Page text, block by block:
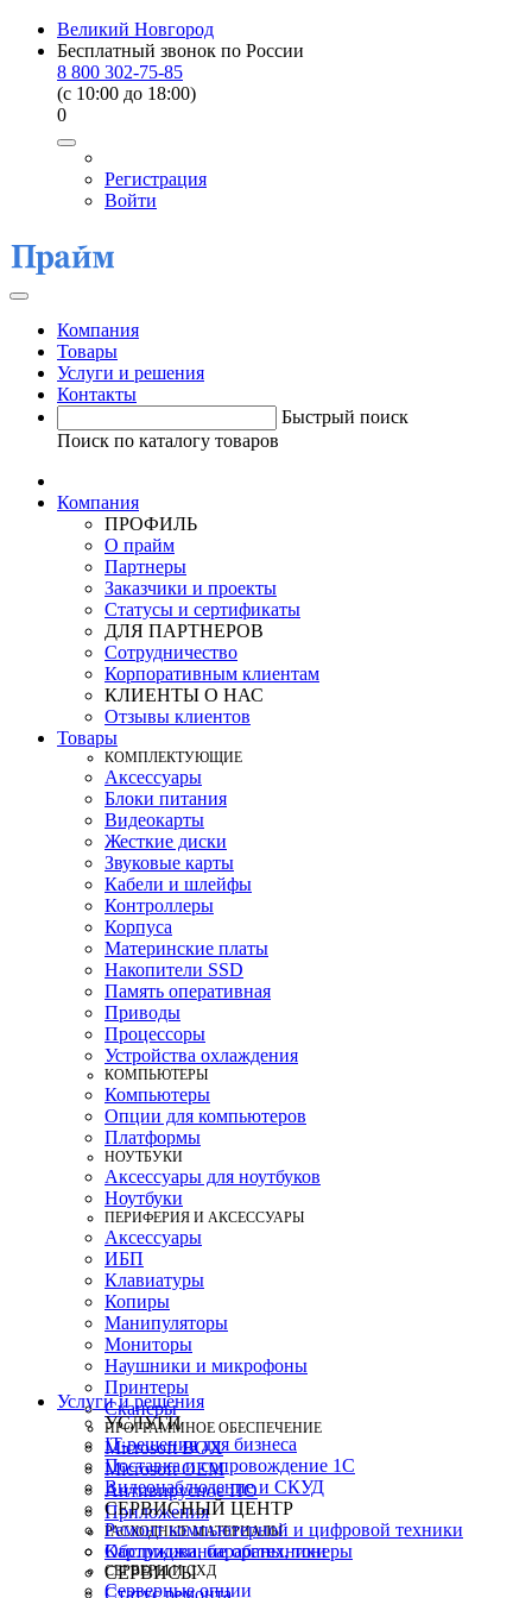
Великий Новгород
Бесплатный звонок по России
8 800 302-75-85
(c 10:00 до 18:00)
0
Регистрация
Войти
Компания
Товары
Услуги и решения
Контакты
Быстрый поиск
Поиск по каталогу товаров
Компания
ПРОФИЛЬ
О прайм
Партнеры
Заказчики и проекты
Статусы и сертификаты
ДЛЯ ПАРТНЕРОВ
Сотрудничество
Корпоративным клиентам
КЛИЕНТЫ О НАС
Отзывы клиентов
Товары
КOМПЛЕКТУЮЩИЕ
Аксессуары
Блоки питания
Видеокарты
Жесткие диски
Звуковые карты
Кабели и шлейфы
Контроллеры
Корпуса
Материнские платы
Накопители SSD
Память оперативная
Приводы
Процессоры
Устройства охлаждения
КОМПЬЮТЕРЫ
Компьютеры
Опции для компьютеров
Платформы
НОУТБУКИ
Аксессуары для ноутбуков
Ноутбуки
ПЕРИФЕРИЯ И АКСЕССУАРЫ
Аксессуары
ИБП
Клавиатуры
Копиры
Манипуляторы
Мониторы
Наушники и микрофоны
Принтеры
Сканеры
ПРОГРАММНОЕ ОБЕСПЕЧЕНИЕ
Microsoft BOX
Microsoft OEM
Антивирусное ПО
Приложения
РАСХОДНЫЕ МАТЕРИАЛЫ
Картриджи, барабаны, тонеры
СЕРВЕРЫ И СХД
Серверные опции
Услуги и решения
УСЛУГИ
IT-решения для бизнеса
Поставка и сопровождение 1C
Видеонаблюдение и СКУД
СЕРВИСНЫЙ ЦЕНТР
Ремонт компьютерной и цифровой техники
Обслуживание оргтехники
СЕРВИСЫ
Статус ремонта